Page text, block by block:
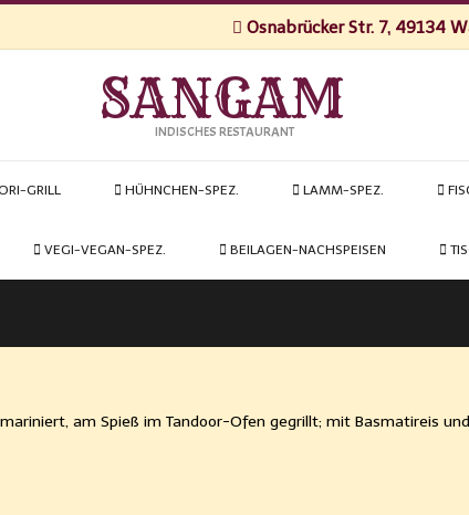
Osnabrücker Str. 7, 49134
SANGAM
INDISCHES RESTAURANT
GRILL HÜHNCHEN-SPEZ. LAMM-SPEZ.
VEGI-VEGAN-SPEZ. BEILAGEN-NACHSPEISEN
am Spieß im Tandoor-Ofen gegrillt; mit Basmatireis und